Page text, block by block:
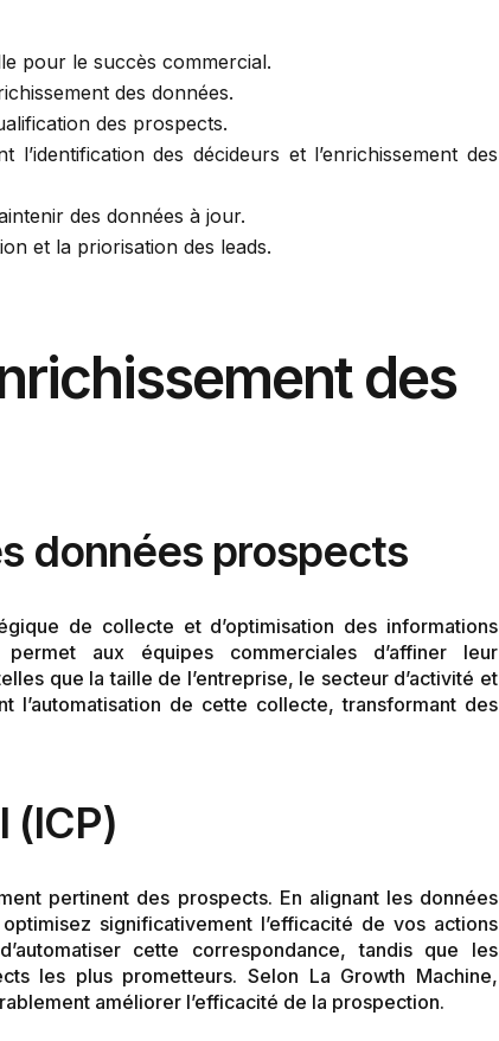
pour le succès commercial.
des données.
des prospects.
des décideurs et l’enrichissement des
des données à jour.
et la priorisation des leads.
des
données prospects
de collecte et d’optimisation des informations
aux équipes commerciales d’affiner leur
que la taille de l’entreprise, le secteur d’activité et
l’automatisation de cette collecte, transformant des
(ICP)
pertinent des prospects. En alignant les données
significativement l’efficacité de vos actions
cette correspondance, tandis que les
les plus prometteurs. Selon La Growth Machine,
améliorer l’efficacité de la prospection.